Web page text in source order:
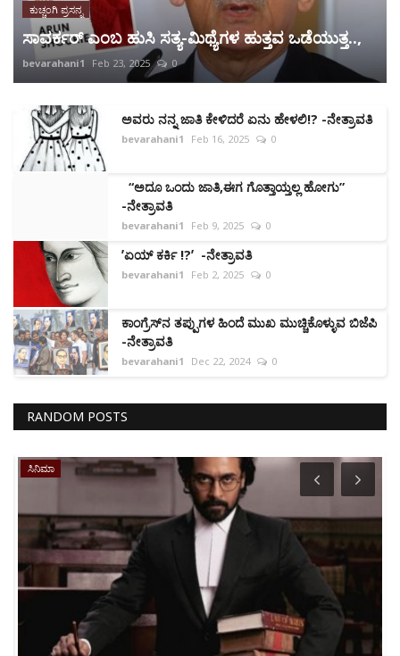
ಕುಚ್ಚಂಗಿ ಪ್ರಸನ್ನ
ಸಾವರ್ಕರ್ ಎಂಬ ಹುಸಿ ಸತ್ಯ-ಮಿಥ್ಯೆಗಳ ಹುತ್ತವ ಒಡೆಯುತ್ತ..,
bevarahani1 Feb 23, 2025 0
ಅವರು ನನ್ನ ಜಾತಿ ಕೇಳಿದರೆ ಏನು ಹೇಳಲಿ!? -ನೇತ್ರಾವತಿ
bevarahani1 Feb 16, 2025 0
“ಅದೂ ಒಂದು ಜಾತಿ,ಈಗ ಗೊತ್ತಾಯ್ತಲ್ಲ ಹೋಗು”
-ನೇತ್ರಾವತಿ
bevarahani1 Feb 9, 2025 0
ʼಏಯ್ ಕರ್ಕಿ !?ʼ -ನೇತ್ರಾವತಿ
bevarahani1 Feb 2, 2025 0
ಕಾಂಗ್ರೆಸ್‌ನ ತಪ್ಪುಗಳ ಹಿಂದೆ ಮುಖ ಮುಚ್ಚಿಕೊಳ್ಳುವ ಬಿಜೆಪಿ
-ನೇತ್ರಾವತಿ
bevarahani1 Dec 22, 2024 0
RANDOM POSTS
ಸಿನಿಮಾ